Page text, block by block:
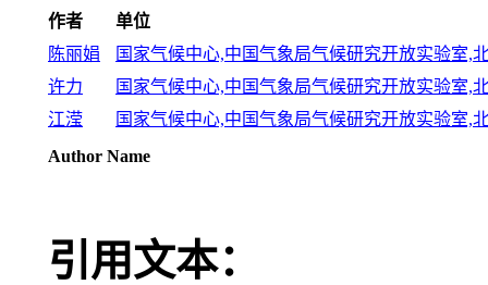
作者
单位
陈丽娟
国家气候中心,中国气象局气候研究开放实验室,
许力
国家气候中心,中国气象局气候研究开放实验室,
江滢
国家气候中心,中国气象局气候研究开放实验室,
Author Name
引用文本：